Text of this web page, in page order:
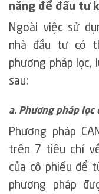
năng để đầu tư
Ngoài việc sử
nhà đầu tư có
phương pháp lọc,
sau:
a. Phương pháp lọc
Phương pháp
trên 7 tiêu chí
của cô phiếu để
phương pháp